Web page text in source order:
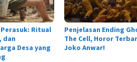
Ritual
dan
Desa yang
Penjelasan Ending
The Cell, Horor
Joko Anwar!